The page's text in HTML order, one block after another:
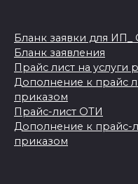
Бланк заявки для
Бланк заявления
Прайс лист на услуги
Дополнение к прайс
приказом
Прайс-лист ОТИ
Дополнение к прайс-
приказом